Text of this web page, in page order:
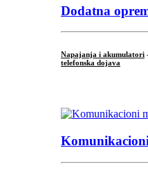
Dodatna
Napajanja i akumulatori
telefonska dojava